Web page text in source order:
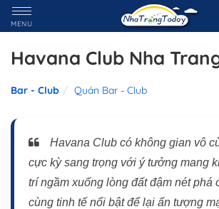
MENU
Havana Club Nha
Bar - Club Quán Bar - Club
Havana Club có không gian vô
cực kỳ sang trọng với ý tưởng mang
trí ngầm xuống lòng đất đậm nét phá
cùng tinh tế nổi bật để lại ấn tượng